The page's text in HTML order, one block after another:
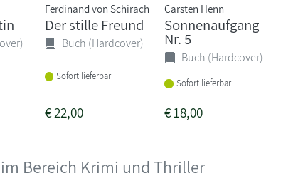
Ferdinand von Schirach
Der stille Freund
Buch (Hardcover)
Sofort lieferbar
€22,00
Carsten Henn
Sonnenaufgang
Nr. 5
Buch (Hardcover)
Sofort lieferbar
€18,00
Bereich Krimi und Thriller